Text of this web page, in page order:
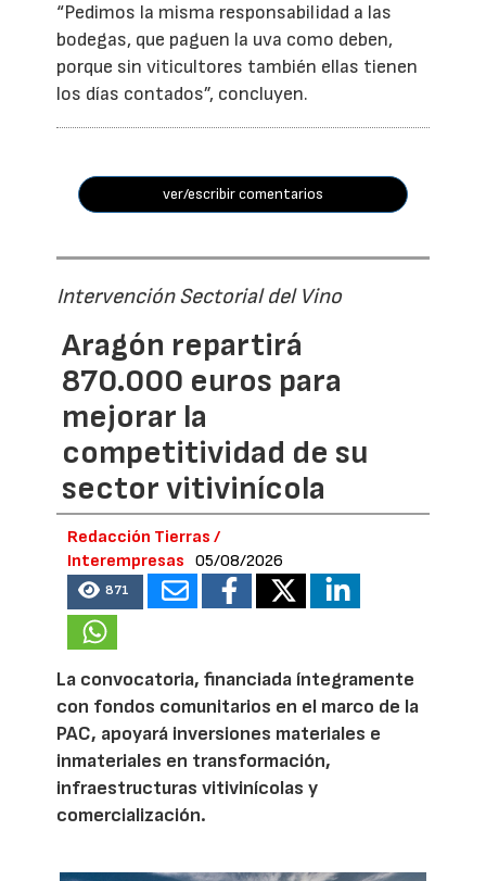
“Pedimos la misma responsabilidad a las
bodegas, que paguen la uva como deben,
porque sin viticultores también ellas tienen
los días contados”, concluyen.
ver/escribir comentarios
Intervención Sectorial del Vino
Aragón repartirá
870.000 euros para
mejorar la
competitividad de su
sector vitivinícola
Redacción Tierras /
Interempresas
05/08/2026
871
La convocatoria, financiada íntegramente
con fondos comunitarios en el marco de la
PAC, apoyará inversiones materiales e
inmateriales en transformación,
infraestructuras vitivinícolas y
comercialización.